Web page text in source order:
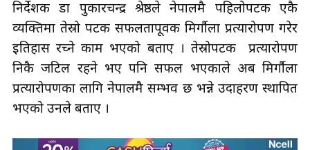
निर्देशक डा पुकारचन्द्र श्रेष्ठले नेपालमै पहिलोपटक एकै
व्यक्तिमा तेस्रो पटक सफलतापूर्वक मिर्गौला प्रत्यारोपण गरेर
इतिहास रच्ने काम भएको बताए । तेस्रोपटक प्रत्यारोपण
निकै जटिल रहने भए पनि सफल भएकाले अब मिर्गौला
प्रत्यारोपणका लागि नेपालमै सम्भव छ भन्ने उदाहरण स्थापित
भएको उनले बताए ।